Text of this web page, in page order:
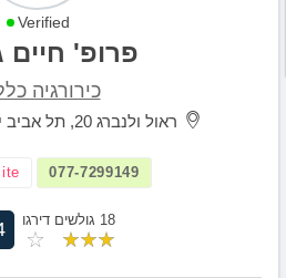
Verified
פרופ' חיים
כירורגיה
ראול ולנברג 20, תל אביב יפו
077-7299149
18 גולשים דירגו